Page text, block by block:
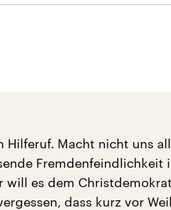
Hilferuf. Macht nicht uns
Fremdenfeindlichkeit
will es dem
dass kurz vor